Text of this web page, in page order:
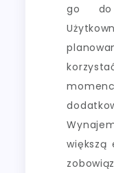
go do
większą